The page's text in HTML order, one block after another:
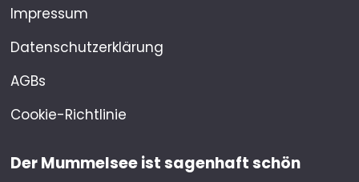
Impressum
Datenschutzerklärung
AGBs
Cookie-Richtlinie
Der Mummelsee ist sagenhaft schön